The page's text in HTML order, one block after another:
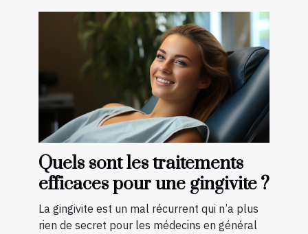
Quels sont les traitements
efficaces pour une gingivite ?
La gingivite est un mal récurrent qui n’a plus
rien de secret pour les médecins en général